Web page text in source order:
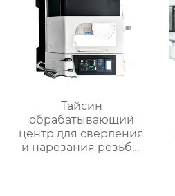
Тайсин
обрабатывающий
центр для сверления
и нарезания резьбы